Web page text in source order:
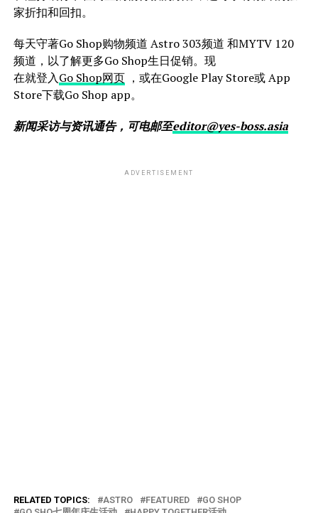
家折扣和回扣。
每天守著Go Shop购物频道 Astro 303频道 和MYTV 120
频道，以了解更多Go Shop生日促销。现
在就登入Go Shop网页，或在Google Play Store或 App
Store下载Go Shop app。
新闻采访与资讯通告，可电邮至editor@yes-boss.asia
ADVERTISEMENT
RELATED TOPICS: ASTRO FEATURED
GO SHOP